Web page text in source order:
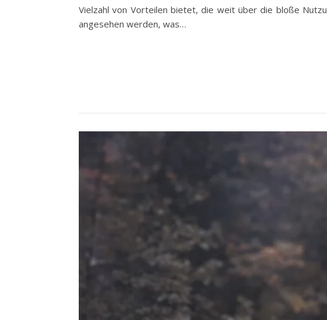
Vielzahl von Vorteilen bietet, die weit über die bloße
angesehen werden, was…